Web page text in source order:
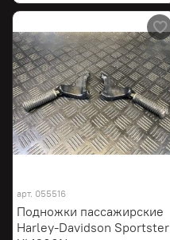
арт. 055516
Подножки пассажирские
Harley-Davidson Sportster